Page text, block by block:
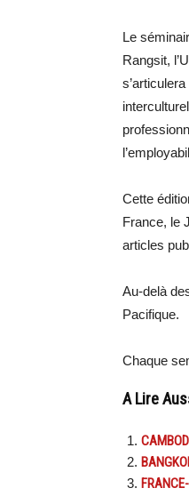
Le
Rangsit,
Cette
France, le
articles
Au-delà
Pacifique.
Chaque
A Lire